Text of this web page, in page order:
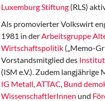
Luxemburg Stiftung (RLS)
Als promovierter Volkswirt
1981 in derArbeitsgruppe
Wirtschaftspolitik („Memo-
Vorstandsmitglied des Institut
(ISM e.V.). Zudem langjährige
IG Metall,ATTAC, Bund
WissenschaftlerInnen und